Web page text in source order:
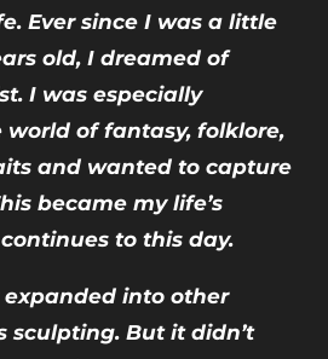
Ever since I was a little
old, I dreamed of
I was especially
of fantasy, folklore,
and wanted to capture
became my life’s
to this day.
expanded into other
sculpting. But it didn’t